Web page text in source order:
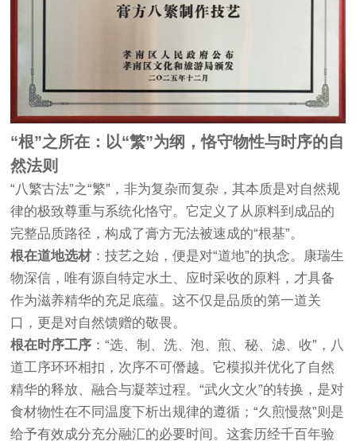
“根”之所在：以“繁”为纲，恪守物性与时序的自
然法则
“八繁古法”之“繁”，非为复杂而复杂，其本质是对自然规
律的极致尊重与系统化恪守。它定义了从原料到成品的
完整品质路径，构成了膏方无法被速成的“根基”。
根在道地选材 ：技艺之始，便是对“道地”的执念。康瑞生
物深信，唯有源自特定水土、应时采收的原料，才具备
作为滋养精华的充足底蕴。这不仅是品质的第一道关
口，更是对自然馈赠的敬畏。
根在时序工序 ：“选、制、洗、泡、煎、秘、滤、收”，八
道工序环环相扣，次序不可僭越。它模拟并优化了自然
精华的释放、融合与凝萃过程。“武火文火”的转换，是对
食材物性在不同温度下析出规律的遵循；“久煎慢熬”则是
给予有效成分充分融汇的必要时间。这套历经千百年验